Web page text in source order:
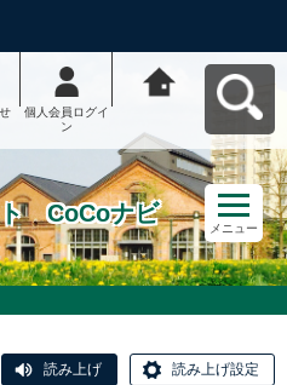
個人会員ログイ
ン
ナビへ戻る
ト CoCoナビ
メニュー
読み上げ 読み上げ設定